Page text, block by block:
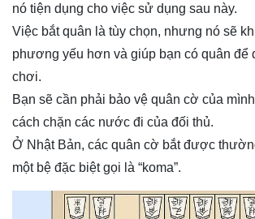
nó tiện dụng cho việc sử dụng sau này.
Việc bắt quân là tùy chọn, nhưng nó sẽ
phương yếu hơn và giúp bạn có quân để
chơi.
Bạn sẽ cần phải bảo vệ quân cờ của
cách chặn các nước đi của đối thủ.
Ở Nhật Bản, các quân cờ bắt được
một bệ đặc biệt gọi là “koma”.